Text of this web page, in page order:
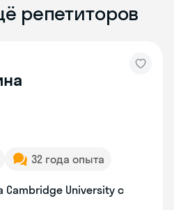
репетиторов
32 года опыта
Cambridge University с